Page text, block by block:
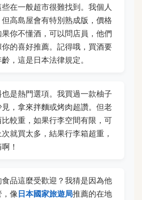
在一般超市很難找到。我個人
高島屋會有特別熟成版，價格
你不懂酒，可以問店員，他們
的喜好推薦。記得哦，買酒要
，這是日本法律規定。
是熱門選項。我買過一款柚子
，拿來拌麵或烤肉超讚。但老
較重，如果行李空間有限，可
就買太多，結果行李箱超重，
！
品這麼受歡迎？我猜是因為他
像日本國家旅遊局推薦的在地